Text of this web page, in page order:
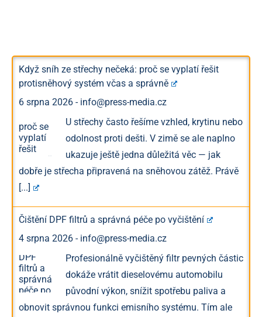
Když sníh ze střechy nečeká: proč se vyplatí řešit
protisněhový systém včas a správně
6 srpna 2026 - info@press-media.cz
U střechy často řešíme vzhled, krytinu nebo
odolnost proti dešti. V zimě se ale naplno
ukazuje ještě jedna důležitá věc — jak
dobře je střecha připravená na sněhovou zátěž. Právě
[...]
Čištění DPF filtrů a správná péče po vyčištění
4 srpna 2026 - info@press-media.cz
Profesionálně vyčištěný filtr pevných částic
dokáže vrátit dieselovému automobilu
původní výkon, snížit spotřebu paliva a
obnovit správnou funkci emisního systému. Tím ale